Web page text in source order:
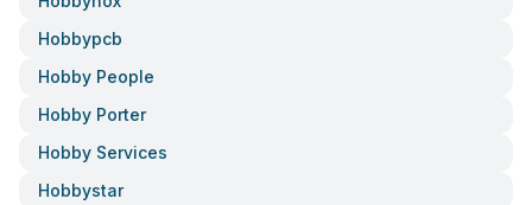
Hobbypcb
Hobby People
Hobby Porter
Hobby Services
Hobbystar